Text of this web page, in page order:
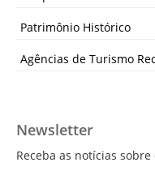
Patrimônio Histórico
Agências de Turismo
Newsletter
Receba as notícias